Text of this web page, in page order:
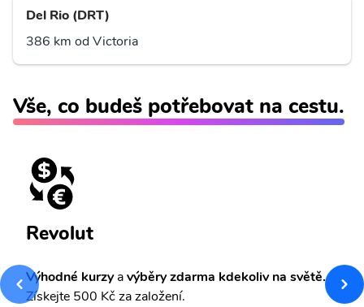
Del Rio (DRT)
386 km od Victoria
Vše, co budeš potřebovat na cestu.
Revolut
Výhodné kurzyavýběry zdarma kdekoliv na světě.
Získejte 500 Kč za založení.